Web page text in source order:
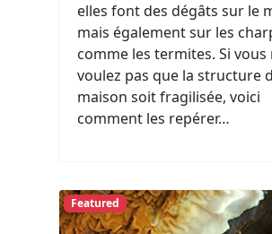
elles font des dégâts sur le
mais également sur les
comme les termites. Si vous
voulez pas que la structure
maison soit fragilisée, voici
comment les repérer…
Featured